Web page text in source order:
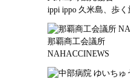
ippi ippo 久米島、歩く
那覇商工会議所
NAHACCINEWS